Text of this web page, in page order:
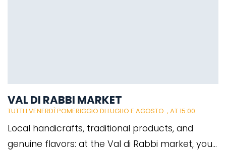
VAL DI RABBI MARKET
TUTTI I VENERDÌ POMERIGGIO DI LUGLIO E AGOSTO. , AT 15:00
Local handicrafts, traditional products, and
genuine flavors: at the Val di Rabbi market, you...